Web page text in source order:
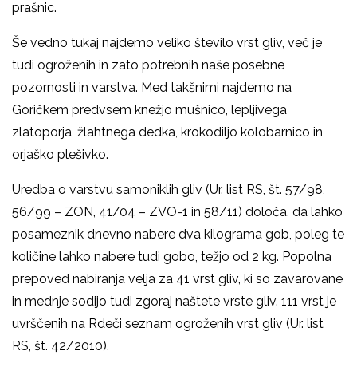
prašnic.
Še vedno tukaj najdemo veliko število vrst gliv, več je
tudi ogroženih in zato potrebnih naše posebne
pozornosti in varstva. Med takšnimi najdemo na
Goričkem predvsem knežjo mušnico, lepljivega
zlatoporja, žlahtnega dedka, krokodiljo kolobarnico in
orjaško plešivko.
Uredba o varstvu samoniklih gliv (Ur. list RS, št. 57/98,
56/99 – ZON, 41/04 – ZVO-1 in 58/11) določa, da lahko
posameznik dnevno nabere dva kilograma gob, poleg te
količine lahko nabere tudi gobo, težjo od 2 kg. Popolna
prepoved nabiranja velja za 41 vrst gliv, ki so zavarovane
in mednje sodijo tudi zgoraj naštete vrste gliv. 111 vrst je
uvrščenih na Rdeči seznam ogroženih vrst gliv (Ur. list
RS, št. 42/2010).